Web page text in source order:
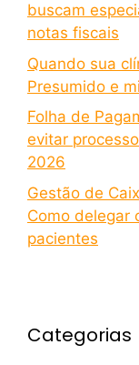
buscam
notas fiscais
Quando sua
Presumido e
Folha de
evitar
2026
Gestão de
Como delegar
pacientes
Categorias